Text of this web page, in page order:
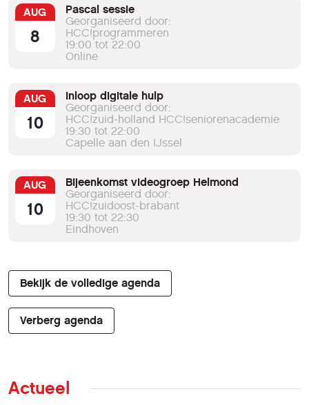
AUG
8
Pascal sessie
Georganiseerd door:
HCC!programmeren
19:00 tot 22:00
Online
AUG
10
Inloop digitale hulp
Georganiseerd door:
HCC!zuid-holland HCC!seniorenacademie
19:30 tot 22:00
Capelle aan den IJssel
AUG
10
Bijeenkomst videogroep Helmond
Georganiseerd door:
HCC!zuidoost-brabant
19:30 tot 22:30
Eindhoven
Bekijk de volledige agenda
Verberg agenda
Actueel